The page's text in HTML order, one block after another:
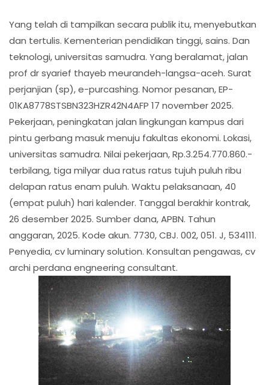
Yang telah di tampilkan secara publik itu, menyebutkan
dan tertulis. Kementerian pendidikan tinggi, sains. Dan
teknologi, universitas samudra. Yang beralamat, jalan
prof dr syarief thayeb meurandeh-langsa-aceh. Surat
perjanjian (sp), e-purcashing. Nomor pesanan, EP-
01KA8778STSBN323HZR42N4AFP 17 november 2025.
Pekerjaan, peningkatan jalan lingkungan kampus dari
pintu gerbang masuk menuju fakultas ekonomi. Lokasi,
universitas samudra. Nilai pekerjaan, Rp.3.254.770.860.-
terbilang, tiga milyar dua ratus ratus tujuh puluh ribu
delapan ratus enam puluh. Waktu pelaksanaan, 40
(empat puluh) hari kalender. Tanggal berakhir kontrak,
26 desember 2025. Sumber dana, APBN. Tahun
anggaran, 2025. Kode akun. 7730, CBJ. 002, 051. J, 534111.
Penyedia, cv luminary solution. Konsultan pengawas, cv
archi perdana engneering consultant.